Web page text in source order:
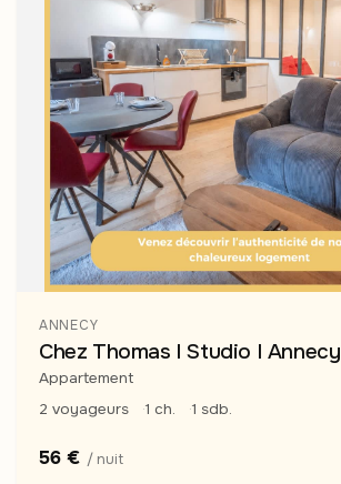
ANNECY
Chez Thomas I Studio I Annecy
Appartement
2 voyageurs
1 ch. 1 sdb.
56 € / nuit